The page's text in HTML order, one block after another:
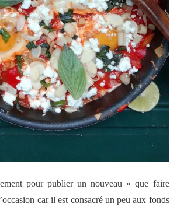
pour publier un nouveau « que faire
car il est consacré un peu aux fonds